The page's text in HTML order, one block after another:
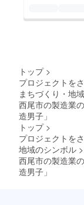
トップ >
プロジェクトを
まちづくり・地
西尾市の製造業
造男子」
トップ >
プロジェクトを
地域のシンボル >
西尾市の製造業
造男子」